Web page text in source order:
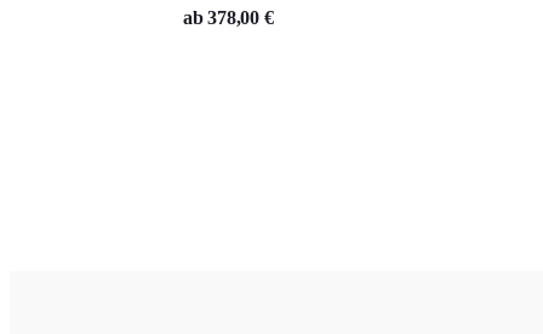
ab378,00 €